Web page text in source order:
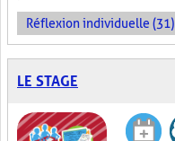
Réflexion individuelle (31)
LE STAGE